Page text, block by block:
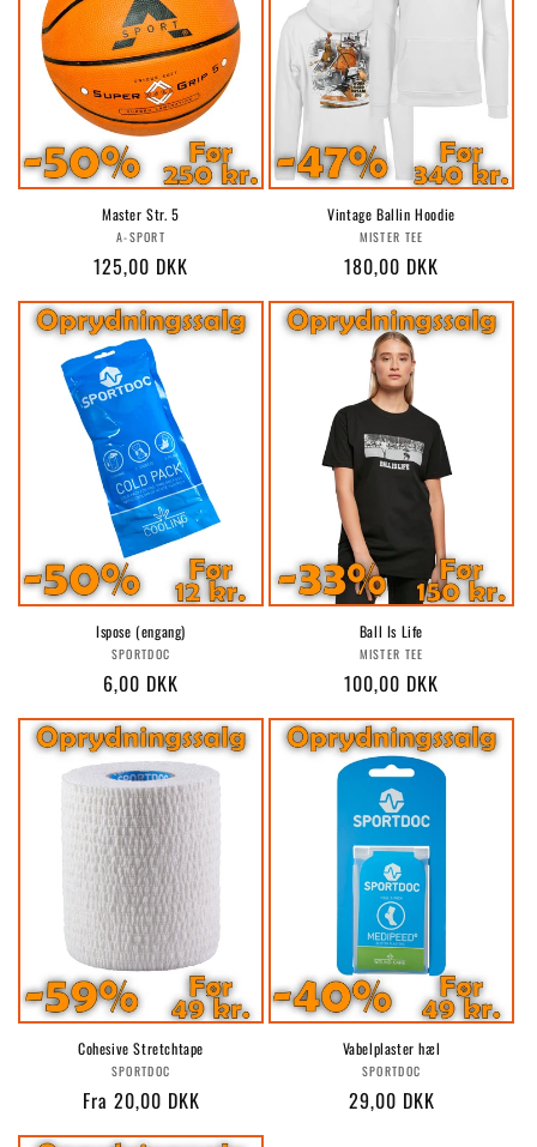
Master Str. 5
Forhandler:
A-SPORT
Normalpris
125,00 DKK
Vintage Ballin Hoodie
Forhandler:
MISTER TEE
Normalpris
180,00 DKK
Ispose (engang)
Forhandler:
SPORTDOC
Normalpris
6,00 DKK
Ball Is Life
Forhandler:
MISTER TEE
Normalpris
100,00 DKK
Cohesive Stretchtape
Forhandler:
SPORTDOC
Normalpris
Fra 20,00 DKK
Vabelplaster hæl
Forhandler:
SPORTDOC
Normalpris
29,00 DKK